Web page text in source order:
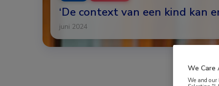
‘De context van een kind kan
juni 2024
We Care
We and our